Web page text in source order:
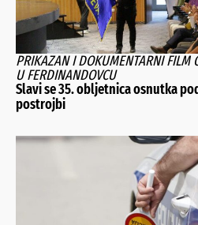
PRIKAZAN I DOKUMENTARNI FILM
U FERDINANDOVCU
Slavi se 35. obljetnica osnutka
postrojbi